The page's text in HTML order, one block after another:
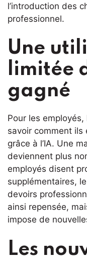
l’introduction des
professionnel.
Une
limitée
gagné
Pour les
savoir comment ils
grâce à l’IA. Une
deviennent plus
employés disent
supplémentaires,
devoirs
ainsi repensée,
impose de
Les